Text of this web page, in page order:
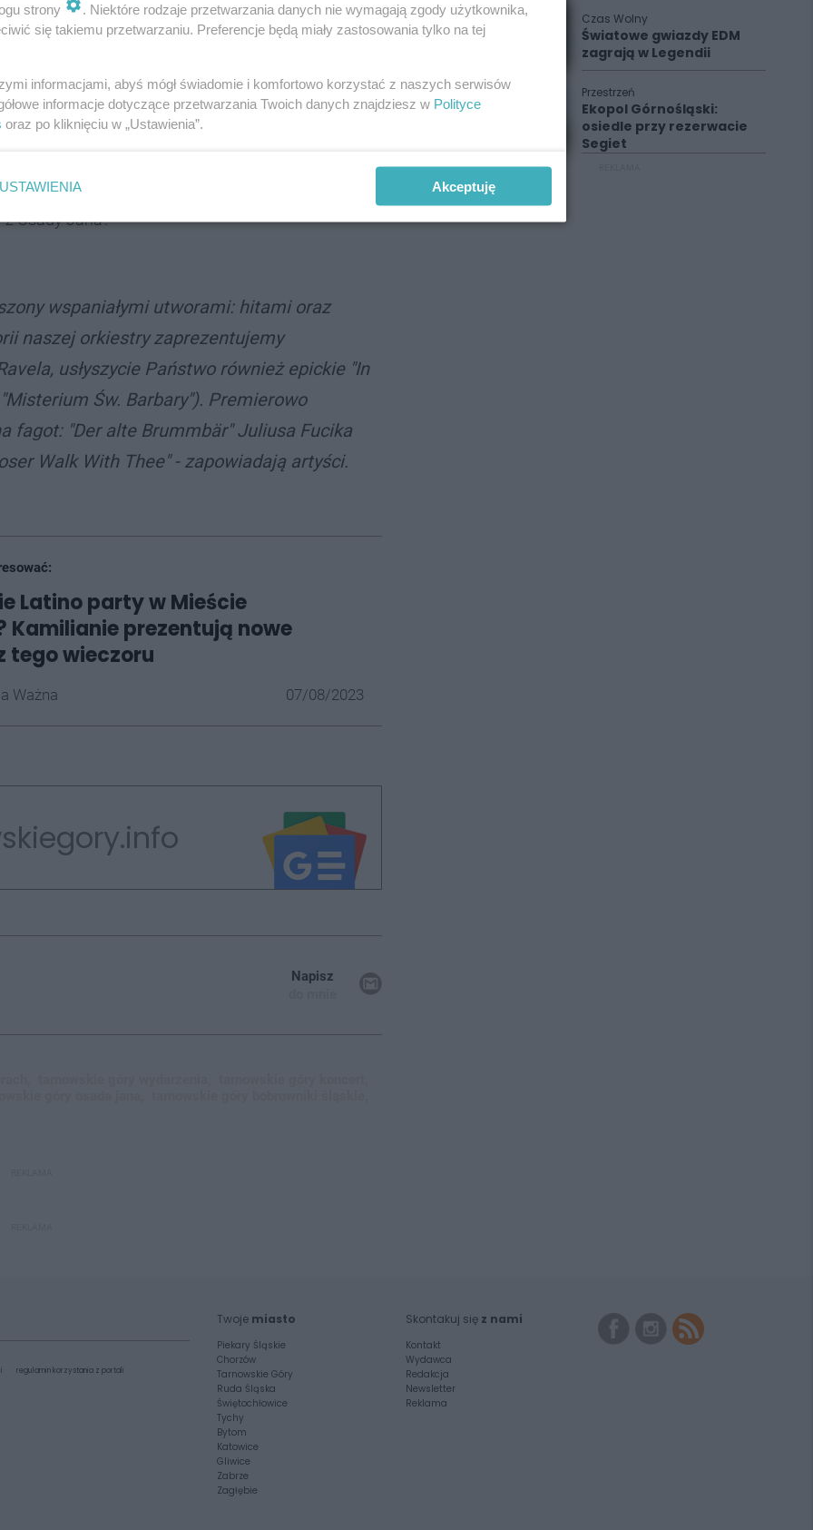
Bożej Uzdrowienie Chorych (Tarnowskie Góry,
Pańskiego (Tarnowskie Góry,
utworów w wykonaniu Małych Kamilianów.
Osady Jana?
wspaniałymi utworami: hitami oraz
naszej orkiestry zaprezentujemy
usłyszycie Państwo również epickie "In
Św. Barbary"). Premierowo
fagot: "Der alte Brummbär" Juliusa Fucika
Walk With Thee" - zapowiadają artyści.
Latino party w Mieście
Kamilianie prezentują nowe
tego wieczoru
Ważna 07/08/2023
Napisz
Czas Wolny
Światowe gwiazdy EDM
zagrają w Legendii
Przestrzeń
Ekopol Górnośląski:
osiedle przy rezerwacie
Segiet
regulamin korzystania z portali
Twoje miasto
Piekary Śląskie
Chorzów
Tarnowskie Góry
Ruda Śląska
Świętochłowice
Tychy
Bytom
Katowice
Gliwice
Zabrze
Zagłębie
Skontakuj się z nami
Kontakt
Wydawca
Redakcja
Newsletter
Reklama
strony
. Niektóre rodzaje przetwarzania danych nie wymagają zgody użytkownika,
się takiemu przetwarzaniu. Preferencje będą miały zastosowania tylko na tej
informacjami, abyś mógł świadomie i komfortowo korzystać z naszych serwisów
informacje dotyczące przetwarzania Twoich danych znajdziesz w Polityce
oraz po kliknięciu w „Ustawienia”.
USTAWIENIA Akceptuję